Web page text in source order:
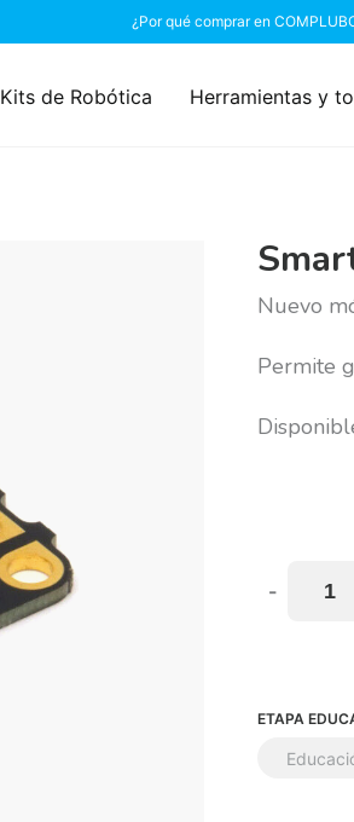
¿Por qué comprar en
Kits de Robótica Herramientas y
Nuevo
Permite
-
ETAPA